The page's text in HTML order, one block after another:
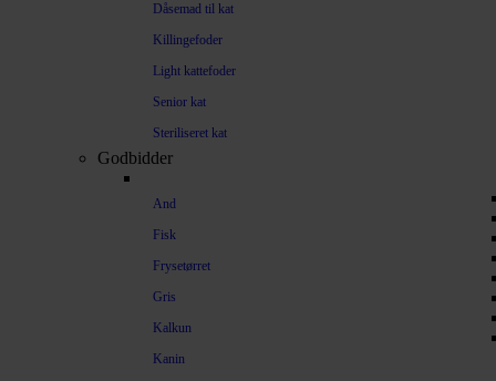
Dåsemad til kat
Killingefoder
Light kattefoder
Senior kat
Steriliseret kat
Godbidder
And
Fisk
Frysetørret
Gris
Kalkun
Kanin